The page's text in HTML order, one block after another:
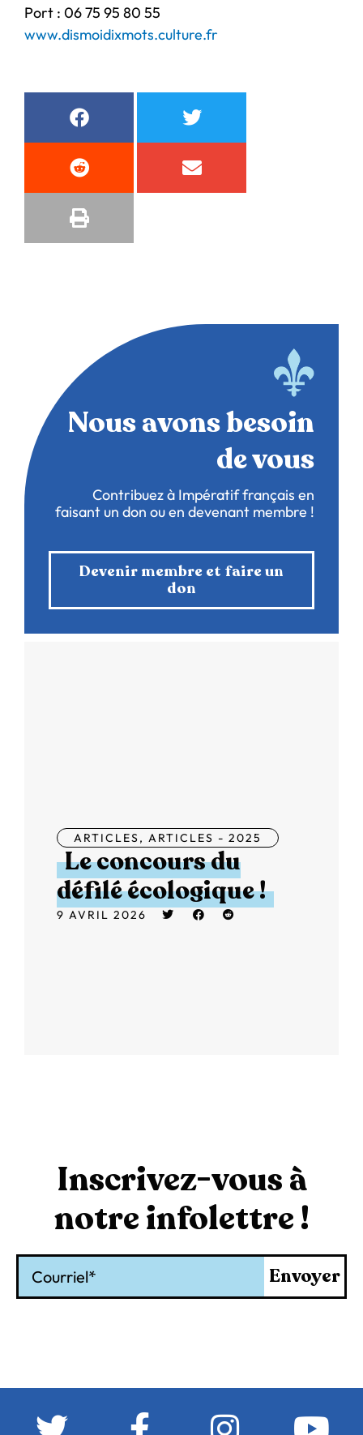
Port : 06 75 95 80 55
www.dismoidixmots.culture.fr
Nous avons besoin
de vous
Contribuez à Impératif français en
faisant un don ou en devenant membre !
Devenir membre et faire un
don
ARTICLES, ARTICLES - 2025
Le concours du
défilé écologique !
9 AVRIL 2026
Inscrivez-vous à
notre infolettre !
Envoyer